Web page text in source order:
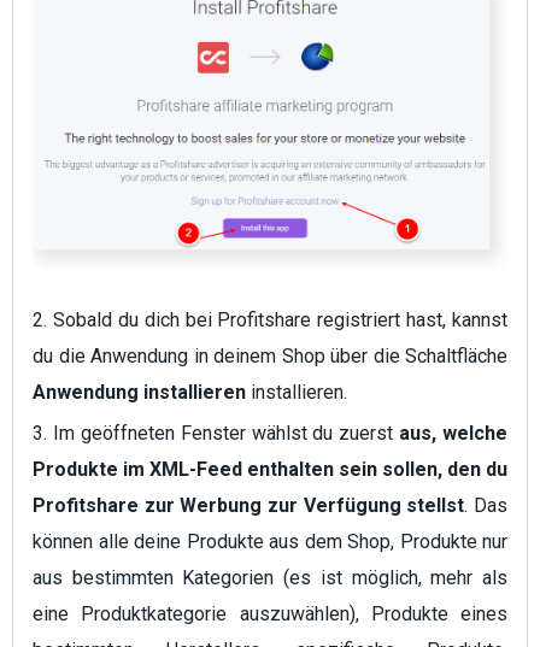
2. Sobald du dich bei Profitshare registriert hast, kannst
du die Anwendung in deinem Shop über die Schaltfläche
Anwendung installieren installieren.
3. Im geöffneten Fenster wählst du zuerst aus, welche
Produkte im XML-Feed enthalten sein sollen, den du
Profitshare zur Werbung zur Verfügung stellst. Das
können alle deine Produkte aus dem Shop, Produkte nur
aus bestimmten Kategorien (es ist möglich, mehr als
eine Produktkategorie auszuwählen), Produkte eines